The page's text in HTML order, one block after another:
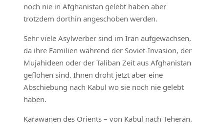
noch nie in Afghanistan gelebt haben aber
trotzdem dorthin angeschoben werden.
Sehr viele Asylwerber sind im Iran aufgewachsen,
da ihre Familien während der Soviet-Invasion, der
Mujahideen oder der Taliban Zeit aus Afghanistan
geflohen sind. Ihnen droht jetzt aber eine
Abschiebung nach Kabul wo sie noch nie gelebt
haben.
Karawanen des Orients – von Kabul nach Teheran.